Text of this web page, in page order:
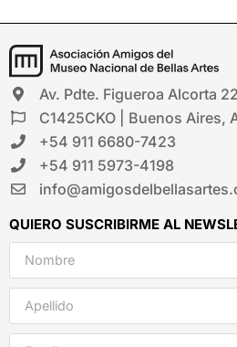
Av. Pdte. Figueroa Alcorta
C1425CKO | Buenos Aires,
+54 911 6680-7423
+54 911 5973-4198
QUIERO SUSCRIBIRME AL